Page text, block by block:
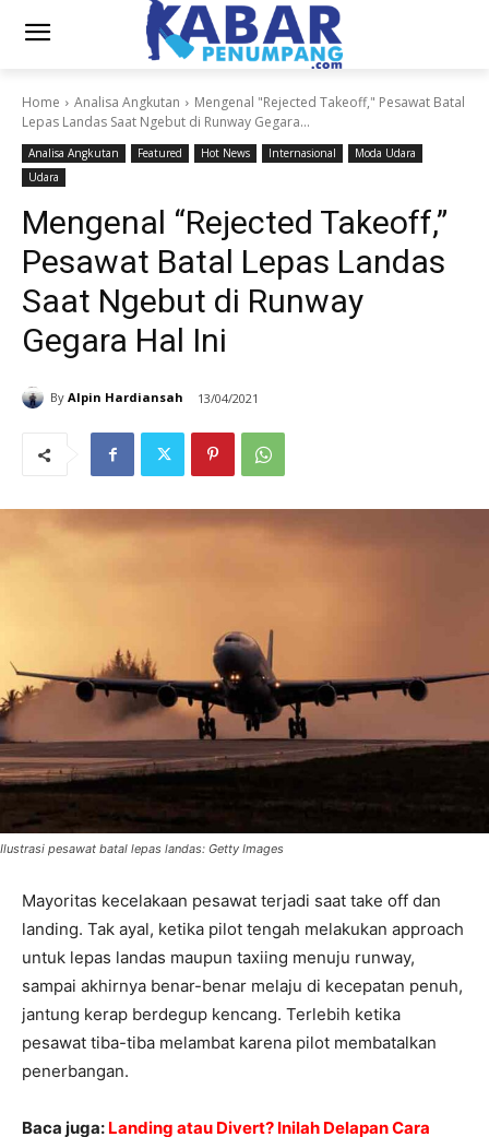
Home Analisa Angkutan
Mengenal "Rejected Takeoff," Pesawat Batal
Lepas Landas Saat Ngebut di Runway Gegara...
Analisa Angkutan Featured Hot News Internasional
Moda Udara
Udara
Mengenal “Rejected Takeoff,”
Pesawat Batal Lepas Landas
Saat Ngebut di Runway
Gegara Hal Ini
By Alpin Hardiansah 13/04/2021
Ilustrasi pesawat batal lepas landas: Getty Images
Mayoritas kecelakaan pesawat terjadi saat take off dan
landing. Tak ayal, ketika pilot tengah melakukan approach
untuk lepas landas maupun taxiing menuju runway,
sampai akhirnya benar-benar melaju di kecepatan penuh,
jantung kerap berdegup kencang. Terlebih ketika
pesawat tiba-tiba melambat karena pilot membatalkan
penerbangan.
Baca juga: Landing atau Divert? Inilah Delapan Cara